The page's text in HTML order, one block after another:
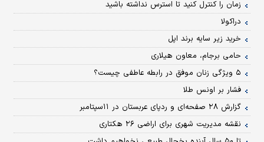
زمان را کنترل کنید تا استرس نداشته باشید
دراکولا
خرید زیر سایه برند اپل
حامی برجام، معاون هیلاری
۵ ویژگی زنان موفق در رابطه عاطفی چیست؟
فشار بر اونس طلا
گزارش ۲۸ صفحه‌ای و ردپای عربستان در ۱۱‌سپتامبر
نقشه مدیریت شهری برای اراضی ۲۶ هکتاری